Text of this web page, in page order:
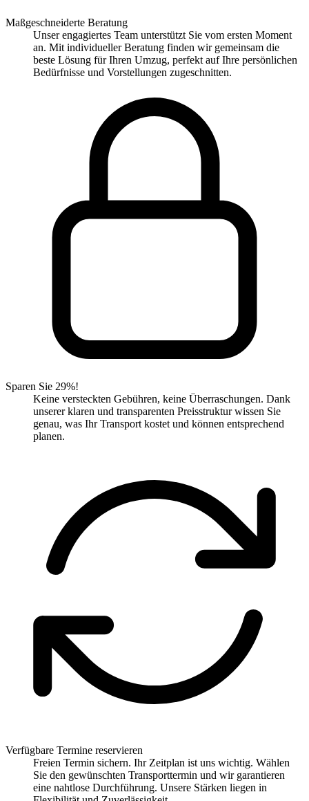
Maßgeschneiderte Beratung
Unser engagiertes Team unterstützt Sie vom ersten Moment
an. Mit individueller Beratung finden wir gemeinsam die
beste Lösung für Ihren Umzug, perfekt auf Ihre persönlichen
Bedürfnisse und Vorstellungen zugeschnitten.
Sparen Sie 29%!
Keine versteckten Gebühren, keine Überraschungen. Dank
unserer klaren und transparenten Preisstruktur wissen Sie
genau, was Ihr Transport kostet und können entsprechend
planen.
Verfügbare Termine reservieren
Freien Termin sichern. Ihr Zeitplan ist uns wichtig. Wählen
Sie den gewünschten Transporttermin und wir garantieren
eine nahtlose Durchführung. Unsere Stärken liegen in